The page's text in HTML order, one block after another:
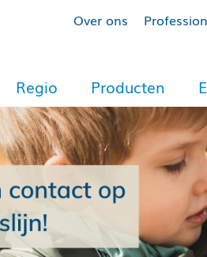
Over ons
Regio Producten